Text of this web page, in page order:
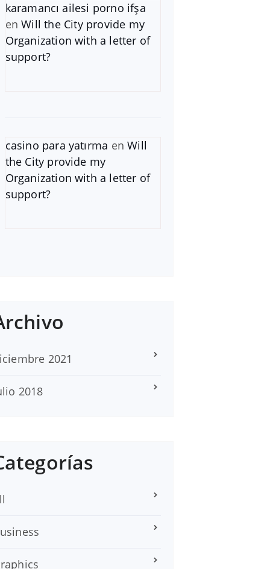
karamancı ailesi porno ifşa
enWill the City provide my
Organization with a letter of
support?
casino para yatırma enWill
the City provide my
Organization with a letter of
support?
2021
2018